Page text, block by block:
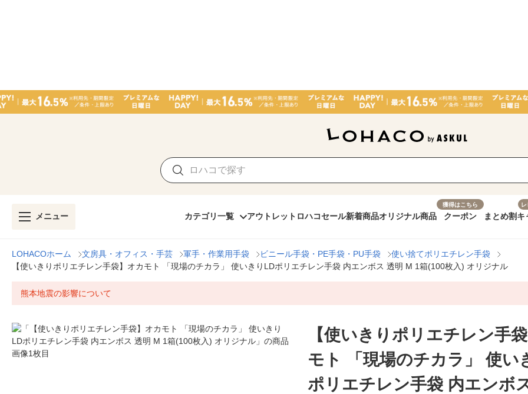
メニュー カテゴリ一覧 アウトレット ロハコセール新着商品オリジナル商品
獲得はこちら
クーポン まとめ割キ
LOHACOホーム 文房具・オフィス・手芸 軍手・作業用手袋 ビニール手袋・PE手袋・PU手袋
使い捨てポリエチレン手袋
【使いきりポリエチレン手袋】オカモト 「現場のチカラ」 使いきりLDポリエチレン手袋 内エンボス 透明 M 1箱(100枚入) オリジナル
熊本地震の影響について
【使いきりポリエチレン手
モト 「現場のチカラ」 使い
ポリエチレン手袋 内エンボ